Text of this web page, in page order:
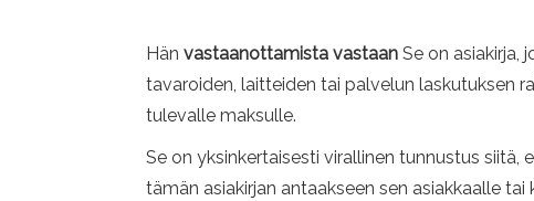
Hän vastaanottamista vastaan Se on asiakirja,
tavaroiden, laitteiden tai palvelun laskutuksen
tulevalle maksulle.
Se on yksinkertaisesti virallinen tunnustus
tämän asiakirjan antaakseen sen asiakkaalle